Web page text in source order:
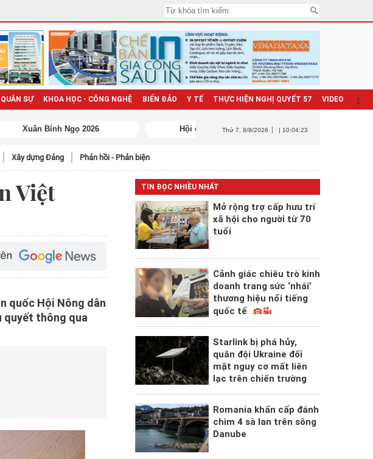
QUÂN SỰ KHOA HỌC - CÔNG NGHỆ BIỂN ĐẢO Y TẾ THỰC HIỆN NGHỊ QUYẾT 57 VIDEO
Thứ 7 , 8/8/2026 | 10:04:25
Xây dựng Đảng Phản hồi - Phản biện
Việt
quốc Hội Nông dân
quyết thông qua
TIN ĐỌC NHIỀU NHẤT
Mở rộng trợ cấp hưu trí
xã hội cho người từ 70
tuổi
Cảnh giác chiêu trò kinh
doanh trang sức ‘nhái’
thương hiệu nổi tiếng
quốc tế
Starlink bị phá hủy,
quân đội Ukraine đối
mặt nguy cơ mất liên
lạc trên chiến trường
Romania khẩn cấp đánh
chìm 4 sà lan trên sông
Danube